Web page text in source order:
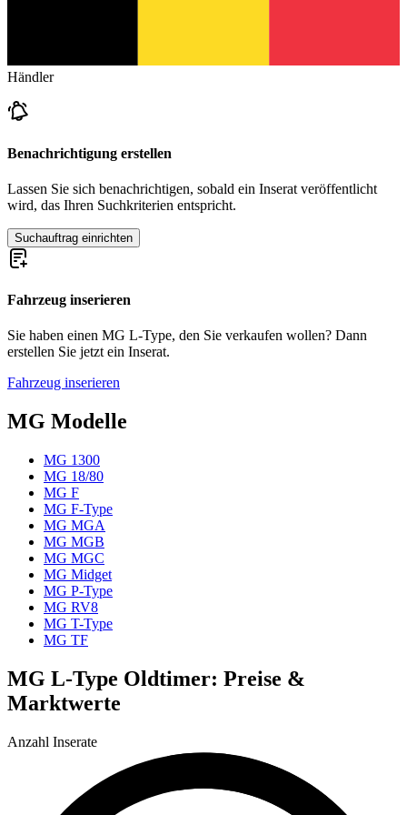
Händler
Benachrichtigung erstellen
Lassen Sie sich benachrichtigen, sobald ein Inserat veröffentlicht
wird, das Ihren Suchkriterien entspricht.
Suchauftrag einrichten
Fahrzeug inserieren
Sie haben einen MG L-Type, den Sie verkaufen wollen? Dann
erstellen Sie jetzt ein Inserat.
Fahrzeug inserieren
MG Modelle
MG 1300
MG 18/80
MG F
MG F-Type
MG MGA
MG MGB
MG MGC
MG Midget
MG P-Type
MG RV8
MG T-Type
MG TF
MG L-Type Oldtimer: Preise &
Marktwerte
Anzahl Inserate